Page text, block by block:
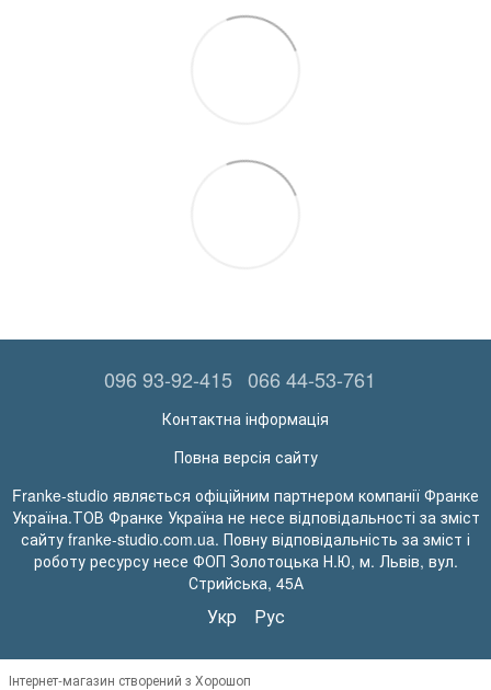
096 93-92-415 066 44-53-761
Контактна інформація
Повна версія сайту
Franke-studio являється офіційним партнером компанії Франке
Україна.ТОВ Франке Україна не несе відповідальності за зміст
сайту franke-studio.com.ua. Повну відповідальність за зміст і
роботу ресурсу несе ФОП Золотоцька Н.Ю, м. Львів, вул.
Стрийська, 45А
Укр Рус
Інтернет-магазин створений з Хорошоп